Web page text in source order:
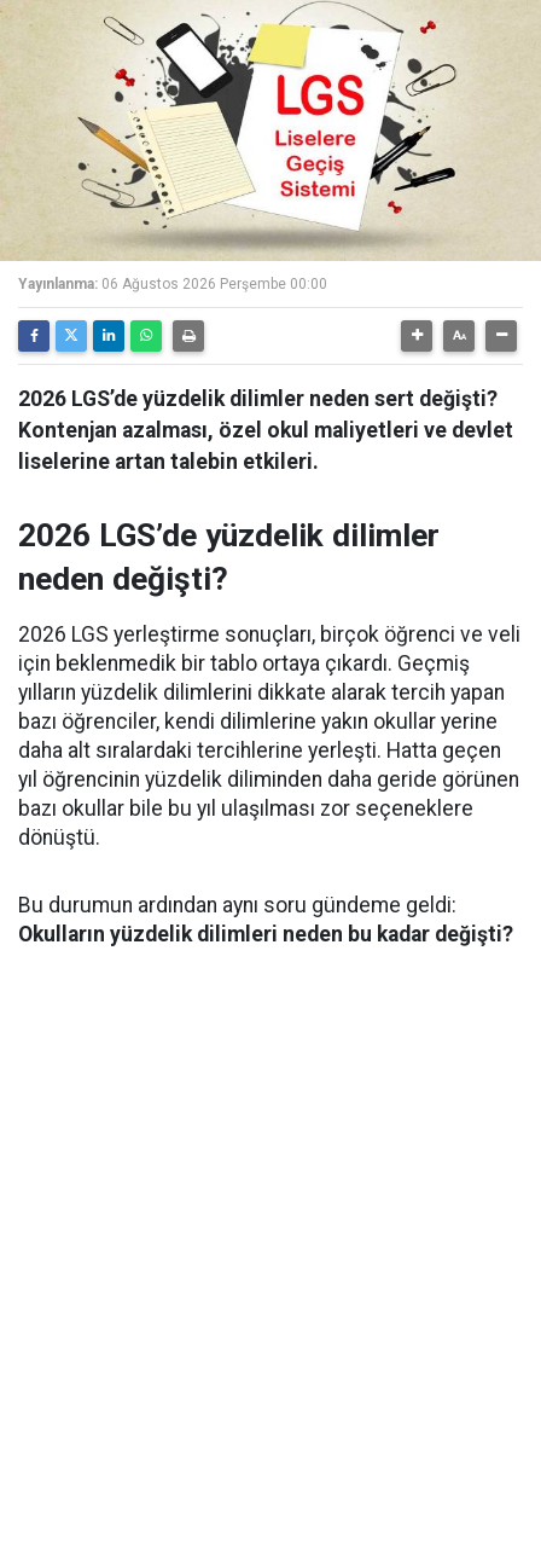
Yayınlanma: 06 Ağustos 2026 Perşembe 00:00
2026 LGS’de yüzdelik dilimler neden sert değişti?
Kontenjan azalması, özel okul maliyetleri ve devlet
liselerine artan talebin etkileri.
2026 LGS’de yüzdelik dilimler
neden değişti?
2026 LGS yerleştirme sonuçları, birçok öğrenci ve veli
için beklenmedik bir tablo ortaya çıkardı. Geçmiş
yılların yüzdelik dilimlerini dikkate alarak tercih yapan
bazı öğrenciler, kendi dilimlerine yakın okullar yerine
daha alt sıralardaki tercihlerine yerleşti. Hatta geçen
yıl öğrencinin yüzdelik diliminden daha geride görünen
bazı okullar bile bu yıl ulaşılması zor seçeneklere
dönüştü.
Bu durumun ardından aynı soru gündeme geldi:
Okulların yüzdelik dilimleri neden bu kadar değişti?